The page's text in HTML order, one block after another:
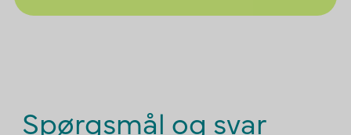
Spørgsmål og svar